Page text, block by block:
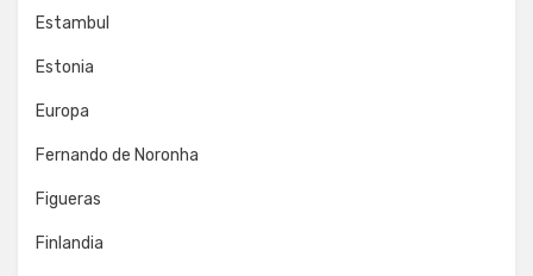
Estambul
Estonia
Europa
Fernando de Noronha
Figueras
Finlandia